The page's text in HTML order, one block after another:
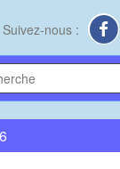
Suivez-nous :